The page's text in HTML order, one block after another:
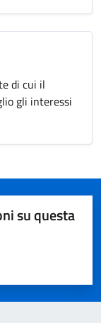
di cui il
gli interessi
su questa